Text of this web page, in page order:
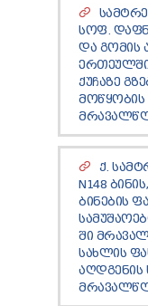
ᲡᲝᲤ.
ᲓᲐ ᲒᲝᲛᲘᲡ
ᲔᲠᲗᲔᲣᲚᲨᲘ
ᲥᲣᲩᲐᲖᲔ
ᲛᲝᲬᲧᲝᲑᲘᲡ
Ქ.
N148
ᲑᲘᲜᲔᲑᲘᲡ
ᲨᲘ
ᲡᲐᲮᲚᲘᲡ
ᲐᲦᲓᲒᲔᲜᲘᲡ